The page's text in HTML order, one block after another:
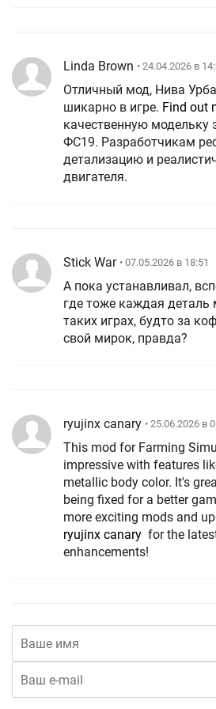
Linda Brown • 24.04.2026 в
Отличный мод, Нива
шикарно в игре. Find out
качественную
ФС19. Разработчикам
детализацию и
двигателя.
Stick War • 07.05.2026 в 18:51
А пока устанавливал,
где тоже каждая деталь
таких играх, будто за
свой мирок, правда?
ryujinx canary • 25.06.2026 в
This mod for Farming
impressive with features
metallic body color. It's
being fixed for a better
more exciting mods and
ryujinx canary for the
enhancements!